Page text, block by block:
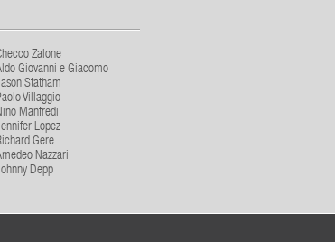
Zalone
Giovanni e Giacomo
Statham
Villaggio
Manfredi
Lopez
Gere
Nazzari
Depp